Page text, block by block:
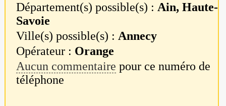
Département(s) possible(s) : Ain, Haute-
Savoie
Ville(s) possible(s) : Annecy
Opérateur : Orange
Aucun commentaire pour ce numéro de
téléphone